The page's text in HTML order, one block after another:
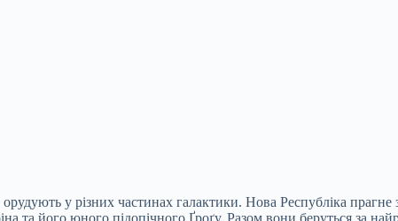
у різних частинах галактики. Нова Республіка
та його юного підопічного Ґроґу. Разом вони беруться за